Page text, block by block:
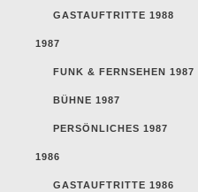
GASTAUFTRITTE 1988
1987
FUNK & FERNSEHEN 1987
BÜHNE 1987
PERSÖNLICHES 1987
1986
GASTAUFTRITTE 1986